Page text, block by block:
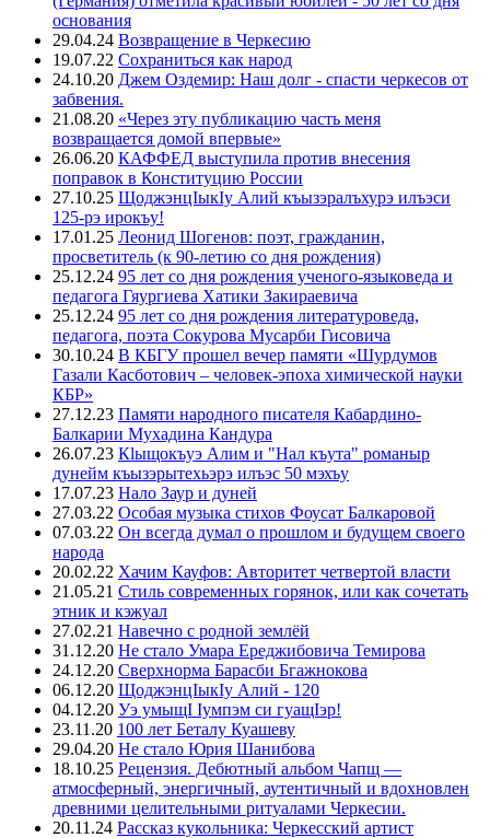
основания
29.04.24 Возвращение в Черкесию
19.07.22 Сохраниться как народ
24.10.20 Джем Оздемир: Наш долг - спасти черкесов от
забвения.
21.08.20 «Через эту публикацию часть меня
возвращается домой впервые»
26.06.20 КАФФЕД выступила против внесения
поправок в Конституцию России
27.10.25 ЩоджэнцIыкIу Алий къызэралъхурэ илъэси
125-рэ ирокъу!
17.01.25 Леонид Шогенов: поэт, гражданин,
просветитель (к 90-летию со дня рождения)
25.12.24 95 лет со дня рождения ученого-языковеда и
педагога Гяургиева Хатики Закираевича
25.12.24 95 лет со дня рождения литературоведа,
педагога, поэта Сокурова Мусарби Гисовича
30.10.24 В КБГУ прошел вечер памяти «Шурдумов
Газали Касботович – человек-эпоха химической науки
КБР»
27.12.23 Памяти народного писателя Кабардино-
Балкарии Мухадина Кандура
26.07.23 Кlыщокъуэ Алим и "Нал къута" романыр
дунейм къызэрытехьэрэ илъэс 50 мэхъу
17.07.23 Нало Заур и дуней
27.03.22 Особая музыка стихов Фоусат Балкаровой
07.03.22 Он всегда думал о прошлом и будущем своего
народа
20.02.22 Хачим Кауфов: Авторитет четвертой власти
21.05.21 Стиль современных горянок, или как сочетать
этник и кэжуал
27.02.21 Навечно с родной землёй
31.12.20 Не стало Умара Ереджибовича Темирова
24.12.20 Сверхнорма Барасби Бгажнокова
06.12.20 ЩоджэнцIыкIу Алий - 120
04.12.20 Уэ умыщI Iумпэм си гуащIэр!
23.11.20 100 лет Беталу Куашеву
29.04.20 Не стало Юрия Шанибова
18.10.25 Рецензия. Дебютный альбом Чапщ —
атмосферный, энергичный, аутентичный и вдохновлен
древними целительными ритуалами Черкесии.
20.11.24 Рассказ кукольника: Черкесский артист